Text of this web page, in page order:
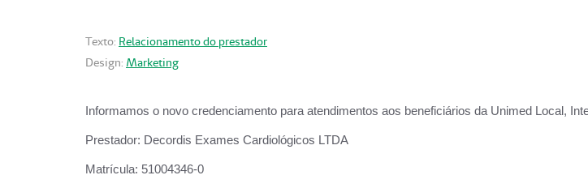
Texto: Relacionamento do prestador
Design: Marketing
Informamos o novo credenciamento para atendimentos aos beneficiários da Unimed Local,
Prestador: Decordis Exames Cardiológicos LTDA
Matrícula: 51004346-0